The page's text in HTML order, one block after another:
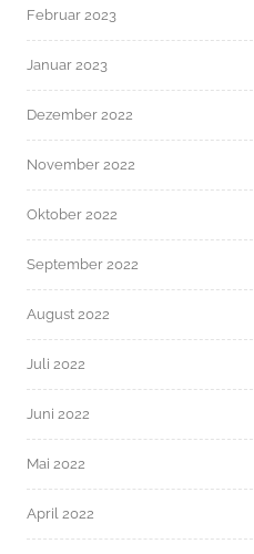
Februar 2023
Januar 2023
Dezember 2022
November 2022
Oktober 2022
September 2022
August 2022
Juli 2022
Juni 2022
Mai 2022
April 2022